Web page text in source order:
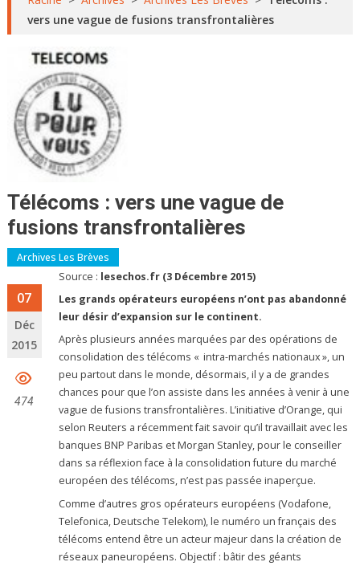
vers une vague de fusions transfrontalières
Télécoms : vers une vague de
fusions transfrontalières
Archives Les Brèves
07
Déc
2015
474
Source : lesechos.fr (3 Décembre 2015)
Les grands opérateurs européens n’ont pas abandonné
leur désir d’expansion sur le continent.
Après plusieurs années marquées par des opérations de
consolidation des télécoms « intra-marchés nationaux », un
peu partout dans le monde, désormais, il y a de grandes
chances pour que l’on assiste dans les années à venir à une
vague de fusions transfrontalières. L’initiative d’Orange, qui
selon Reuters a récemment fait savoir qu’il travaillait avec les
banques BNP Paribas et Morgan Stanley, pour le conseiller
dans sa réflexion face à la consolidation future du marché
européen des télécoms, n’est pas passée inaperçue.
Comme d’autres gros opérateurs européens (Vodafone,
Telefonica, Deutsche Telekom), le numéro un français des
télécoms entend être un acteur majeur dans la création de
réseaux paneuropéens. Objectif : bâtir des géants